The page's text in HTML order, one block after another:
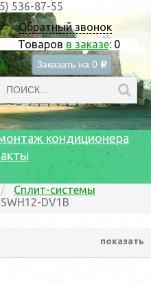
Обратный звонок
Товаров в заказе: 0
Заказать на 0 c
536-87-55
кондиционера
Сплит-системы
DV1B
показать